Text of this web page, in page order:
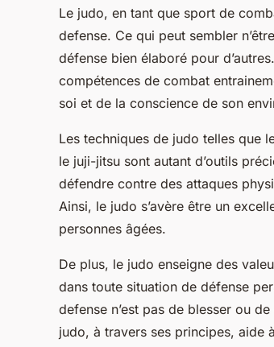
Le judo, en tant que sport de
defense. Ce qui peut sembler
défense bien élaboré pour
compétences de combat
soi et de la conscience de son
Les techniques de judo telles que
le juji-jitsu sont autant d’outils
défendre contre des attaques
Ainsi, le judo s’avère être un
personnes âgées.
De plus, le judo enseigne des
dans toute situation de défense
defense n’est pas de blesser ou
judo, à travers ses principes, aide